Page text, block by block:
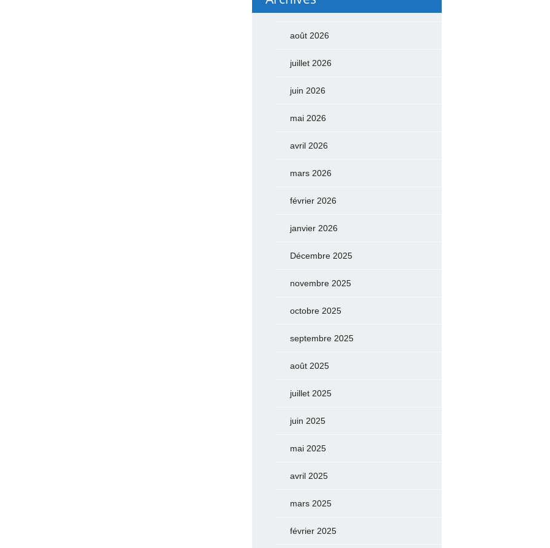
août 2026
juillet 2026
juin 2026
mai 2026
avril 2026
mars 2026
février 2026
janvier 2026
Décembre 2025
novembre 2025
octobre 2025
septembre 2025
août 2025
juillet 2025
juin 2025
mai 2025
avril 2025
mars 2025
février 2025